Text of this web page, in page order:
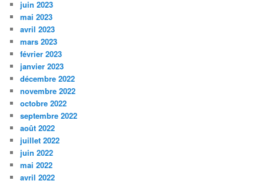
juin 2023
mai 2023
avril 2023
mars 2023
février 2023
janvier 2023
décembre 2022
novembre 2022
octobre 2022
septembre 2022
août 2022
juillet 2022
juin 2022
mai 2022
avril 2022